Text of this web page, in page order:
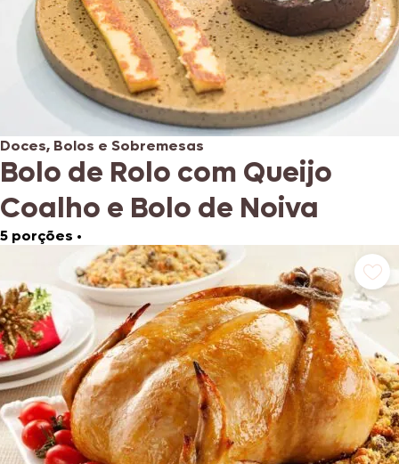
Doces, Bolos e Sobremesas
Bolo de Rolo com Queijo
Coalho e Bolo de Noiva
5 porções •